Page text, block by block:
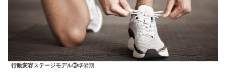
行動変容ステージモデル③準備期